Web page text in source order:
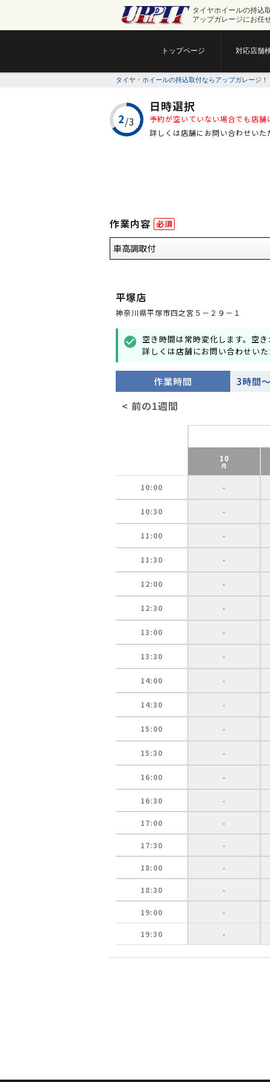
タイヤホイールの持込
アップガレージにお任
トップページ 対応店舗
タイヤ・ホイールの持込取付ならアップガレージ！
日時選択
予約が空いていない場合でも店
詳しくは店舗にお問い合わせい
作業内容 必須
平塚店
神奈川県平塚市四之宮５－２９－１
check_circle 空き時間は常時変化します。空
詳しくは店舗にお問い合わせい
作業時間 3時間
< 前の1週間
10
月
10:00 -
10:30 -
11:00 -
11:30 -
12:00 -
12:30 -
13:00 -
13:30 -
14:00 -
14:30 -
15:00 -
15:30 -
16:00 -
16:30 -
17:00 -
17:30 -
18:00 -
18:30 -
19:00 -
19:30 -